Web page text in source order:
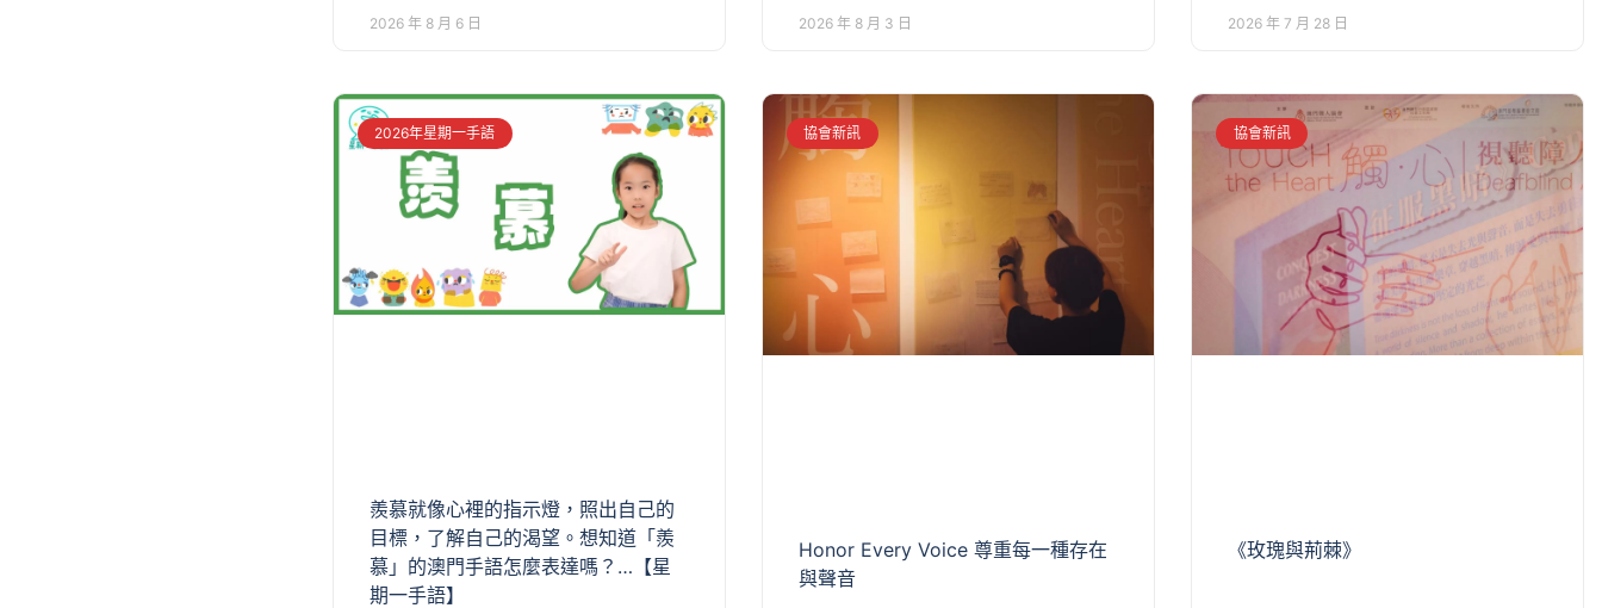
2026 年 8 月 6 日 2026 年 8 月 3 日 2026 年 7 月 28 日
2026年星期一手語
羨慕就像心裡的指示燈，照出自己的
目標，了解自己的渴望。想知道「羨
慕」的澳門手語怎麼表達嗎？…【星
期一手語】
協會新訊
Honor Every Voice 尊重每一種存在
與聲音
協會新訊
《玫瑰與荊棘》